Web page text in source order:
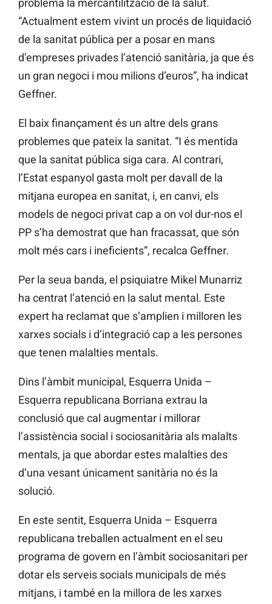
problema la mercantilització de la salut.
“Actualment estem vivint un procés de liquidació
de la sanitat pública per a posar en mans
d’empreses privades l’atenció sanitària, ja que és
un gran negoci i mou milions d’euros”, ha indicat
Geffner.
El baix finançament és un altre dels grans
problemes que pateix la sanitat. “I és mentida
que la sanitat pública siga cara. Al contrari,
l’Estat espanyol gasta molt per davall de la
mitjana europea en sanitat, i, en canvi, els
models de negoci privat cap a on vol dur-nos el
PP s’ha demostrat que han fracassat, que són
molt més cars i ineficients”, recalca Geffner.
Per la seua banda, el psiquiatre Mikel Munarriz
ha centrat l’atenció en la salut mental. Este
expert ha reclamat que s’amplien i milloren les
xarxes socials i d’integració cap a les persones
que tenen malalties mentals.
Dins l’àmbit municipal, Esquerra Unida –
Esquerra republicana Borriana extrau la
conclusió que cal augmentar i millorar
l’assistència social i sociosanitària als malalts
mentals, ja que abordar estes malalties des
d’una vesant únicament sanitària no és la
solució.
En este sentit, Esquerra Unida – Esquerra
republicana treballen actualment en el seu
programa de govern en l’àmbit sociosanitari per
dotar els serveis socials municipals de més
mitjans, i també en la millora de les xarxes